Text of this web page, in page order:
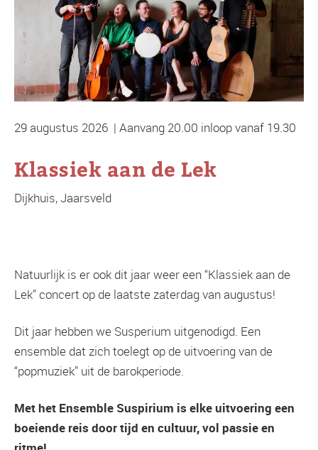
29 augustus 2026 | Aanvang 20.00 inloop vanaf 19.30
Klassiek aan de Lek
Dijkhuis, Jaarsveld
Natuurlijk is er ook dit jaar weer een “Klassiek aan de
Lek” concert op de laatste zaterdag van augustus!
Dit jaar hebben we Susperium uitgenodigd. Een
ensemble dat zich toelegt op de uitvoering van de
“popmuziek” uit de barokperiode.
Met het Ensemble Suspirium is elke uitvoering een
boeiende reis door tijd en cultuur, vol passie en